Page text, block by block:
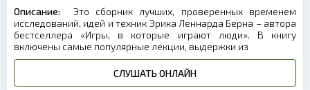
Описание:
Это сборник лучших, проверенных временем
исследований, идей и техник Эрика Леннарда Берна – автора
бестселлера «Игры, в которые играют люди». В книгу
включены самые популярные лекции, выдержки из
СЛУШАТЬ ОНЛАЙН